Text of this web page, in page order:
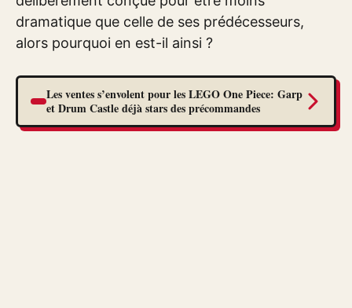
dramatique que celle de ses prédécesseurs,
alors pourquoi en est-il ainsi ?
Les ventes s’envolent pour les LEGO One Piece: Garp
et Drum Castle déjà stars des précommandes